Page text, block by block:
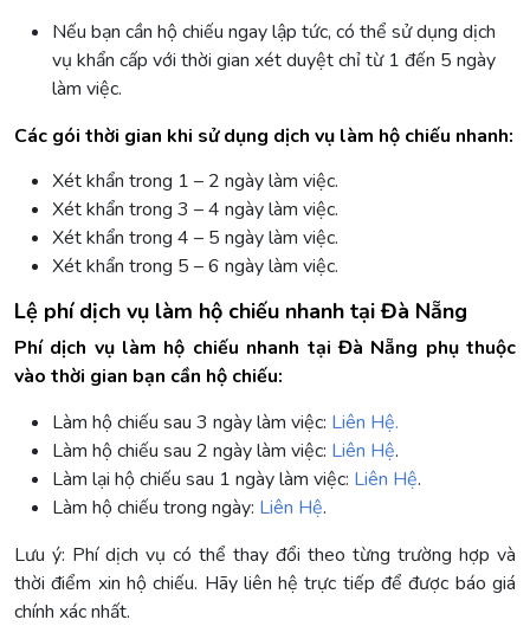
Nếu bạn cần hộ chiếu ngay lập tức, có thể sử dụng dịch
vụ khẩn cấp với thời gian xét duyệt chỉ từ 1 đến 5 ngày
làm việc.
Các gói thời gian khi sử dụng dịch vụ làm hộ chiếu nhanh:
Xét khẩn trong 1 – 2 ngày làm việc.
Xét khẩn trong 3 – 4 ngày làm việc.
Xét khẩn trong 4 – 5 ngày làm việc.
Xét khẩn trong 5 – 6 ngày làm việc.
Lệ phí dịch vụ làm hộ chiếu nhanh tại Đà Nẵng
Phí dịch vụ làm hộ chiếu nhanh tại Đà Nẵng phụ thuộc
vào thời gian bạn cần hộ chiếu:
Làm hộ chiếu sau 3 ngày làm việc: Liên Hệ.
Làm hộ chiếu sau 2 ngày làm việc: Liên Hệ.
Làm lại hộ chiếu sau 1 ngày làm việc: Liên Hệ.
Làm hộ chiếu trong ngày: Liên Hệ.
Lưu ý: Phí dịch vụ có thể thay đổi theo từng trường hợp và
thời điểm xin hộ chiếu. Hãy liên hệ trực tiếp để được báo giá
chính xác nhất.